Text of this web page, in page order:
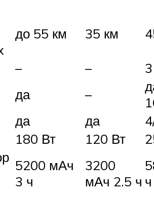
до 55 км 35 км
– –
да –
да да
180 Вт 120 Вт
5200 мАч
3 ч
3200
мАч 2.5 ч ч